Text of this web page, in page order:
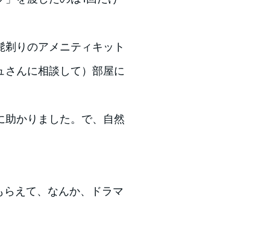
りのアメニティキット
んに相談して）部屋に
助かりました。で、自然
えて、なんか、ドラマ